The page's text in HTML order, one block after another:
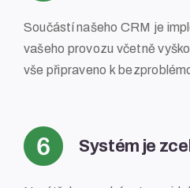
Součástí našeho CRM je
vašeho provozu včetně
vše připraveno k
Systém je